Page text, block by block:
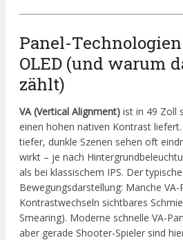
Panel-
OLED (und warum
zählt)
VA (Vertical Alignment) ist in 49 Zoll
einen hohen nativen Kontrast
tiefer, dunkle Szenen sehen oft
wirkt – je nach
als bei klassischem IPS. Der
Bewegungsdarstellung: Manche
Kontrastwechseln sichtbares
Smearing). Moderne schnelle VA-
aber gerade Shooter-Spieler sind